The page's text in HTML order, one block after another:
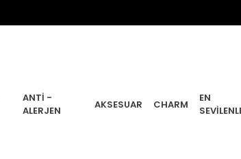
ANTI -
ALERJEN
AKSESUAR CHARM
EN